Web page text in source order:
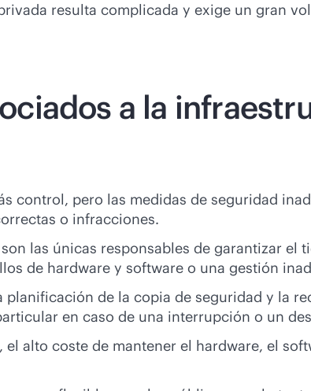
resulta complicada y exige un gran
a la
control, pero las medidas de seguridad
o infracciones.
las únicas responsables de garantizar el
de hardware y software o una gestión
planificación de la copia de seguridad y la
en caso de una interrupción o un
alto coste de mantener el hardware, el